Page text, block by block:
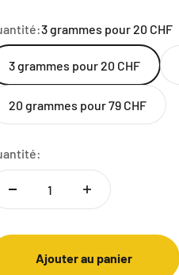
3 grammes pour 20 CHF
3 grammes pour 20 CHF
20 grammes pour 79 CHF
Ajouter au panier